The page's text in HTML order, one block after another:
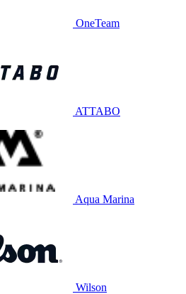
OneTeam
ATTABO
Aqua Marina
Wilson